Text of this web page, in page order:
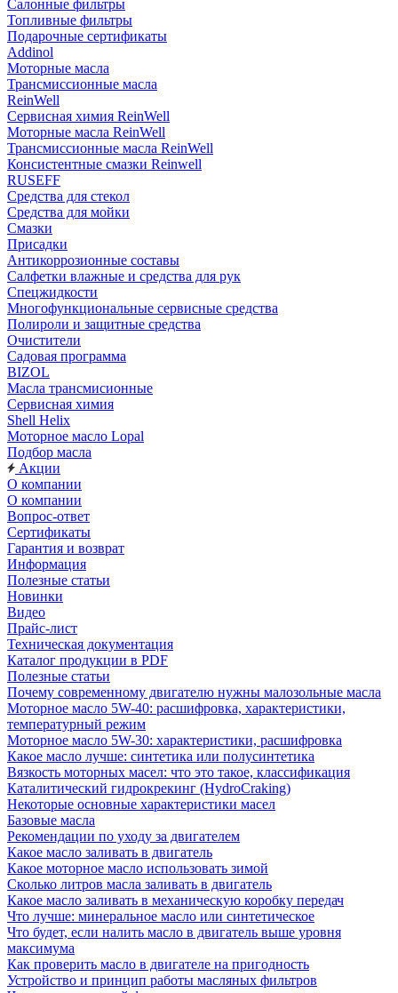
Салонные фильтры
Топливные фильтры
Подарочные сертификаты
Addinol
Моторные масла
Трансмиссионные масла
ReinWell
Сервисная химия ReinWell
Моторные масла ReinWell
Трансмиссионные масла ReinWell
Консистентные смазки Reinwell
RUSEFF
Средства для стекол
Средства для мойки
Смазки
Присадки
Антикоррозионные составы
Салфетки влажные и средства для рук
Спецжидкости
Многофункциональные сервисные средства
Полироли и защитные средства
Очистители
Садовая программа
BIZOL
Масла трансмисионные
Сервисная химия
Shell Helix
Моторное масло Lopal
Подбор масла
Акции
О компании
О компании
Вопрос-ответ
Сертификаты
Гарантия и возврат
Информация
Полезные статьи
Новинки
Видео
Прайс-лист
Техническая документация
Каталог продукции в PDF
Полезные статьи
Почему современному двигателю нужны малозольные масла
Моторное масло 5W-40: расшифровка, характеристики,
температурный режим
Моторное масло 5W-30: характеристики, расшифровка
Какое масло лучше: синтетика или полусинтетика
Вязкость моторных масел: что это такое, классификация
Каталитический гидрокрекинг (НydroСraking)
Некоторые основные характеристики масел
Базовые масла
Рекомендации по уходу за двигателем
Какое масло заливать в двигатель
Какое моторное масло использовать зимой
Сколько литров масла заливать в двигатель
Какое масло заливать в механическую коробку передач
Что лучше: минеральное масло или синтетическое
Что будет, если налить масло в двигатель выше уровня
максимума
Как проверить масло в двигателе на пригодность
Устройство и принцип работы масляных фильтров